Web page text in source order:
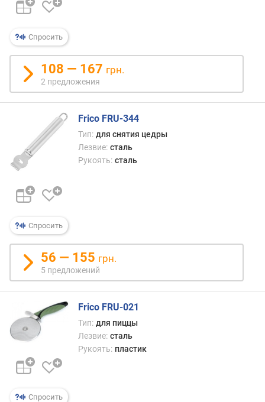
т
е
р
д
о
с
т
ь
R
C
Спросить
108 — 167 грн.
2 предложения
Спросить
Frico FRU-344
Тип: для снятия цедры
Лезвие: сталь
Рукоять: сталь
56 — 155 грн.
5 предложений
Спросить
Frico FRU-021
Тип: для пиццы
Лезвие: сталь
Рукоять: пластик